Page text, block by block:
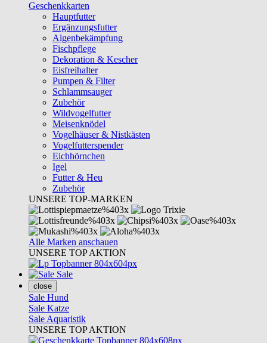
Geschenkkarten
Hauptfutter
Ergänzungsfutter
Algenbekämpfung
Fischpflege
Dekoration & Kescher
Eisfreihalter
Pumpen & Filter
Schlammsauger
Zubehör
Wildvogelfutter
Meisenknödel
Vogelhäuser & Nistkästen
Vogelfutterspender
Eichhörnchen
Igel
Futter & Heu
Zubehör
UNSERE TOP-MARKEN
Alle Marken anschauen
UNSERE TOP AKTION
Sale
close
Sale Hund
Sale Katze
Sale Aquaristik
UNSERE TOP AKTION